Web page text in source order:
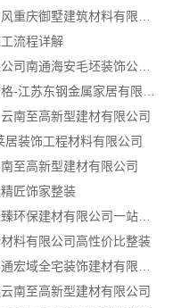
流程详解
南通宏域全宅装饰建材有限公司南通海安毛坯装饰公司设计
南至高新型建材有限公司
装饰工程材料有限公司
至高新型建材有限公司
匠饰家整装
汝州家装精装首选，河南璟臻环保建材有限公司一站式服务
料有限公司高性价比整装
南至高新型建材有限公司